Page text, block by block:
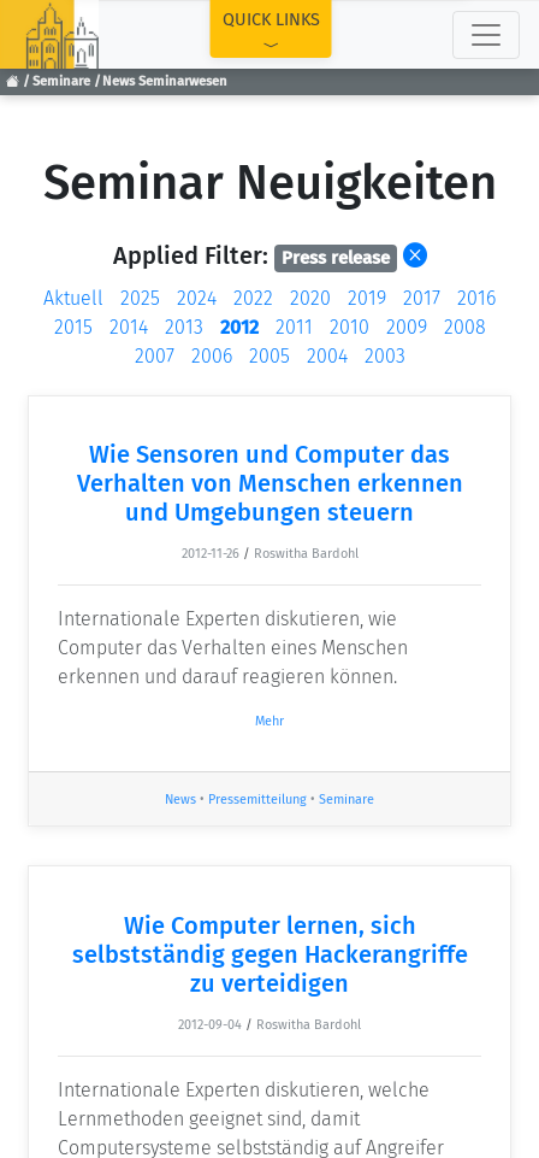
Seminare News Seminarwesen
QUICK LINKS
Seminar Neuigkeiten
Applied Filter: Press release
Aktuell 2025 2024 2022 2020 2019 2017
2016
2015
2014 2013 2012 2011 2010 2009
2008
2007
2006 2005 2004 2003
Wie Sensoren und Computer das
Verhalten von Menschen erkennen
und Umgebungen steuern
2012-11-26 / Roswitha Bardohl
Internationale Experten diskutieren, wie
Computer das Verhalten eines Menschen
erkennen und darauf reagieren können.
Mehr
News • Pressemitteilung • Seminare
Wie Computer lernen, sich
selbstständig gegen Hackerangriffe
zu verteidigen
2012-09-04 / Roswitha Bardohl
Internationale Experten diskutieren, welche
Lernmethoden geeignet sind, damit
Computersysteme selbstständig auf Angreifer